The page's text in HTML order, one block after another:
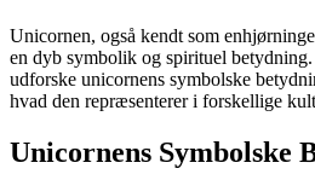
Unicornen, også kendt som
en dyb symbolik og spirituel
udforske unicornens symbolske
hvad den repræsenterer i forskellige
Unicornens Symbolske